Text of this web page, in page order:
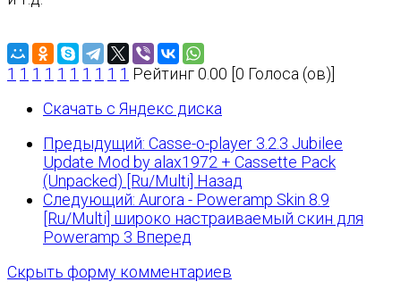
1 1 1 1 1 1 1 1 1 1 Рейтинг 0.00 [0 Голоса (ов)]
Скачать с Яндекс диска
Предыдущий: Casse-o-player 3.2.3 Jubilee
Update Mod by alax1972 + Cassette Pack
(Unpacked) [Ru/Multi] Назад
Следующий: Aurora - Poweramp Skin 8.9
[Ru/Multi] широко настраиваемый скин для
Poweramp 3 Вперед
Скрыть форму комментариев